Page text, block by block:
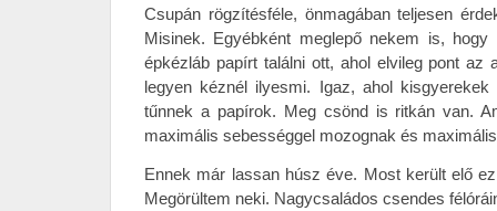
Csupán rögzítésféle, önmagában teljesen
Misinek. Egyébként meglepő nekem is,
épkézláb papírt találni ott, ahol elvileg pont az
legyen kéznél ilyesmi. Igaz, ahol
tűnnek a papírok. Meg csönd is ritkán van.
maximális sebességgel mozognak és
Ennek már lassan húsz éve. Most került elő
Megörültem neki. Nagycsaládos csendes